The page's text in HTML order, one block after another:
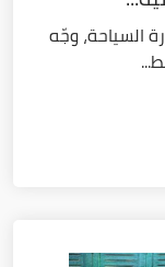
السياحة، وجّه